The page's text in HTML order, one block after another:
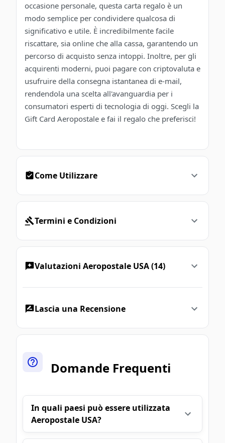
occasione personale, questa carta regalo è un
modo semplice per condividere qualcosa di
significativo e utile. È incredibilmente facile
riscattare, sia online che alla cassa, garantendo un
percorso di acquisto senza intoppi. Inoltre, per gli
acquirenti moderni, puoi pagare con criptovaluta e
usufruire della consegna istantanea di e-mail,
rendendola una scelta all'avanguardia per i
consumatori esperti di tecnologia di oggi. Scegli la
Gift Card Aeropostale e fai il regalo che preferisci!
Come Utilizzare
Termini e Condizioni
Valutazioni Aeropostale USA (14)
Lascia una Recensione
Domande Frequenti
In quali paesi può essere utilizzata
Aeropostale USA?